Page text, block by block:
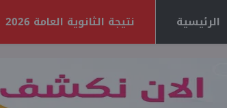
الرئيسية نتيجة الثانوية العامة 2026